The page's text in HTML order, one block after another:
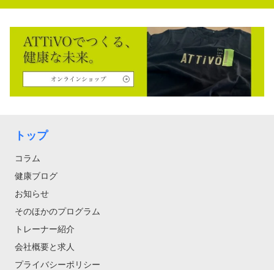
トップ
コラム
健康ブログ
お知らせ
そのほかのプログラム
トレーナー紹介
会社概要と求人
プライバシーポリシー